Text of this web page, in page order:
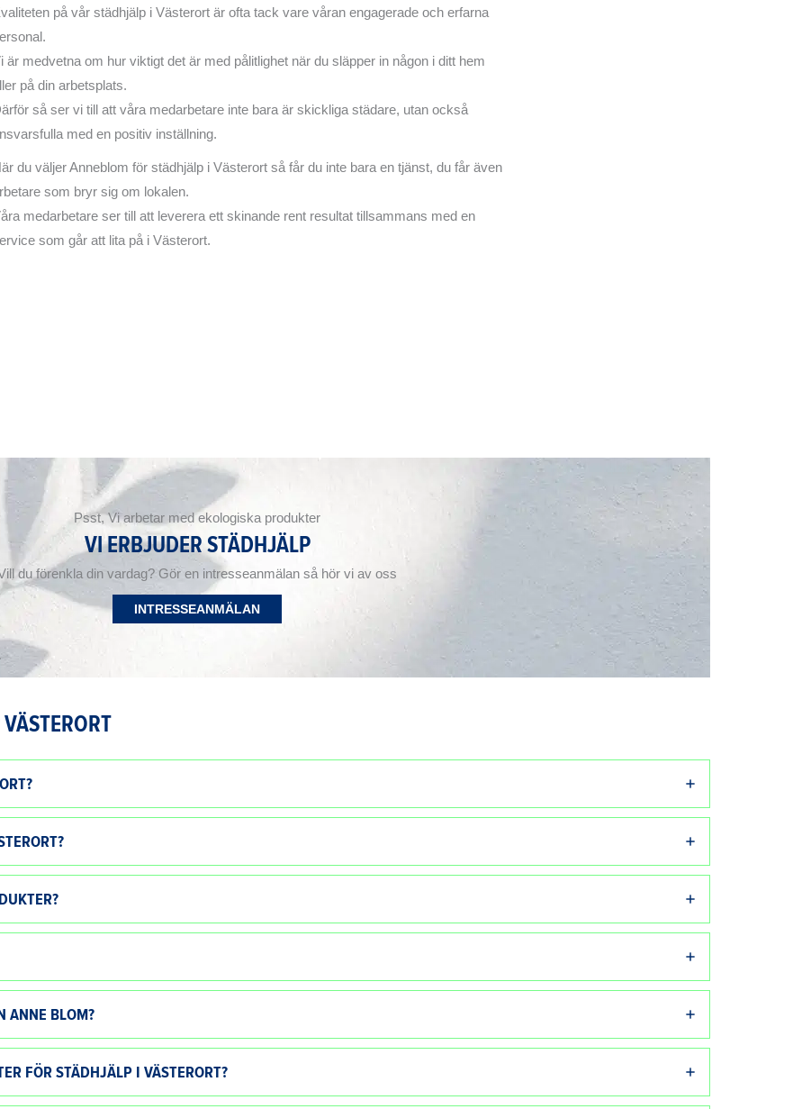
på vår städhjälp i Västerort är ofta tack vare våran engagerade och erfarna
är medvetna om hur viktigt det är med pålitlighet när du släpper in någon i ditt hem
på din arbetsplats.
så ser vi till att våra medarbetare inte bara är skickliga städare, utan också
med en positiv inställning.
du väljer Anneblom för städhjälp i Västerort så får du inte bara en tjänst, du får även
som bryr sig om lokalen.
medarbetare ser till att leverera ett skinande rent resultat tillsammans med en
som går att lita på i Västerort.
Psst, Vi arbetar med ekologiska produkter
VI ERBJUDER STÄDHJÄLP
du förenkla din vardag? Gör en intresseanmälan så hör vi av oss
INTRESSEANMÄLAN
ANNE BLOM?
FÖR STÄDHJÄLP I VÄSTERORT?